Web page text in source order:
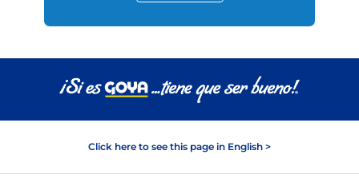
Click here to see this page in English >